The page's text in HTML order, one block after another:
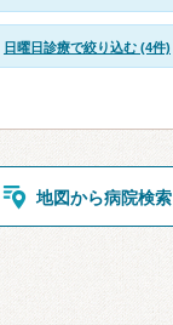
日曜日診療で絞り込む (4件)
地図から病院検索